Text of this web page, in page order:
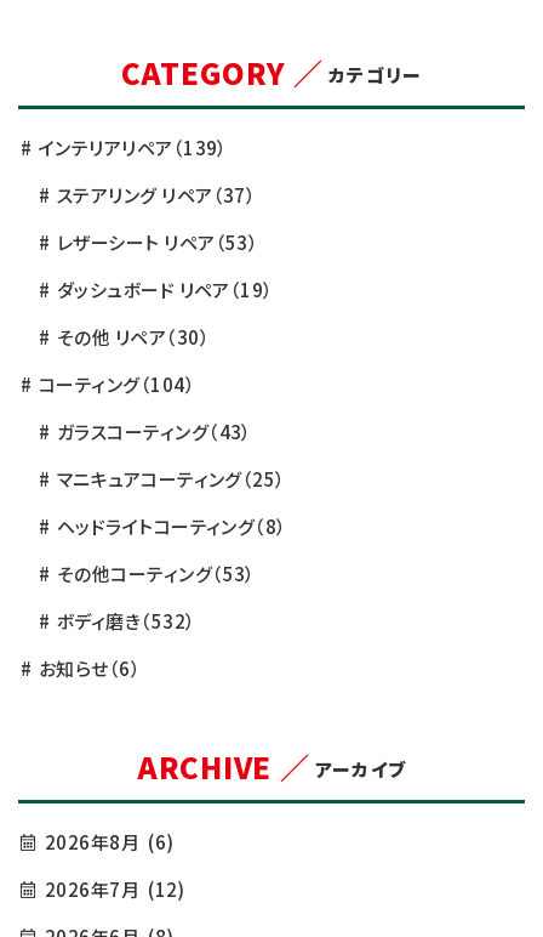
CATEGORY ／ カテゴリー
インテリアリペア （139）
ステアリング リペア （37）
レザーシート リペア （53）
ダッシュボード リペア （19）
その他 リペア（30）
コーティング（104）
ガラスコーティング（43）
マニキュアコーティング（25）
ヘッドライトコーティング（8）
その他コーティング（53）
ボディ磨き（532）
お知らせ（6）
ARCHIVE ／ アーカイブ
2026年8月 (6)
2026年7月 (12)